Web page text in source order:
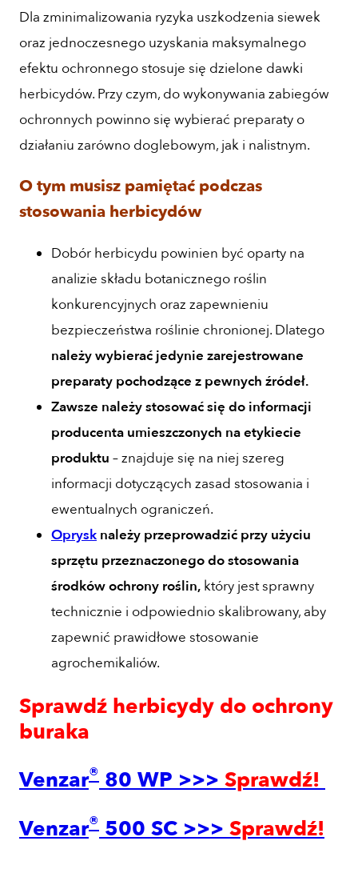
Dla zminimalizowania ryzyka uszkodzenia siewek
oraz jednoczesnego uzyskania maksymalnego
efektu ochronnego stosuje się dzielone dawki
herbicydów. Przy czym, do wykonywania zabiegów
ochronnych powinno się wybierać preparaty o
działaniu zarówno doglebowym, jak i nalistnym.
O tym musisz pamiętać podczas
stosowania herbicydów
Dobór herbicydu powinien być oparty na
analizie składu botanicznego roślin
konkurencyjnych oraz zapewnieniu
bezpieczeństwa roślinie chronionej. Dlatego
należy wybierać jedynie zarejestrowane
preparaty pochodzące z pewnych źródeł.
Zawsze należy stosować się do informacji
producenta umieszczonych na etykiecie
produktu – znajduje się na niej szereg
informacji dotyczących zasad stosowania i
ewentualnych ograniczeń.
Oprysk należy przeprowadzić przy użyciu
sprzętu przeznaczonego do stosowania
środków ochrony roślin, który jest sprawny
technicznie i odpowiednio skalibrowany, aby
zapewnić prawidłowe stosowanie
agrochemikaliów.
Sprawdź herbicydy do ochrony
buraka
Venzar® 80 WP >>> Sprawdź!
Venzar® 500 SC >>> Sprawdź!